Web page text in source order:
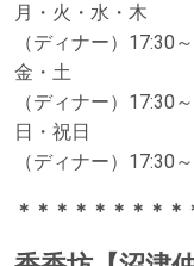
月・火・水・木
（ディナー）17:30
金・土
（ディナー）17:30
日・祝日
（ディナー）
＊＊＊＊＊＊＊＊＊